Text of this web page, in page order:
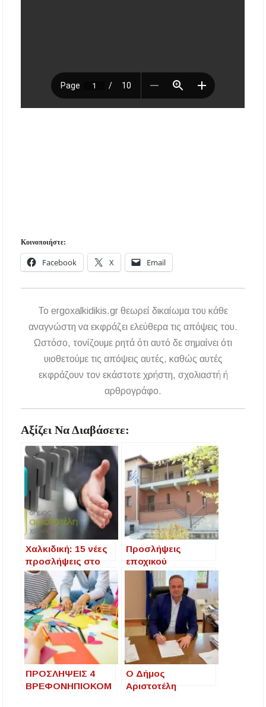
Κοινοποιήστε:
Facebook X Email
To ergoxalkidikis.gr θεωρεί δικαίωμα του κάθε
αναγνώστη να εκφράζει ελεύθερα τις απόψεις του.
Ωστόσο, τονίζουμε ρητά ότι αυτό δε σημαίνει ότι
υιοθετούμε τις απόψεις αυτές, καθώς αυτές
εκφράζουν τον εκάστοτε χρήστη, σχολιαστή ή
αρθρογράφο.
Αξίζει Να Διαβάσετε:
Χαλκιδική: 15 νέες
προσλήψεις στο
Δήμο Αριστοτέλη
Προσλήψεις
εποχικού
προσωπικού από
τον Δήμο
Αριστοτέλη
ΠΡΟΣΛΗΨΕΙΣ 4
ΒΡΕΦΟΝΗΠΙΟΚΟΜ
Ο Δήμος
Αριστοτέλη